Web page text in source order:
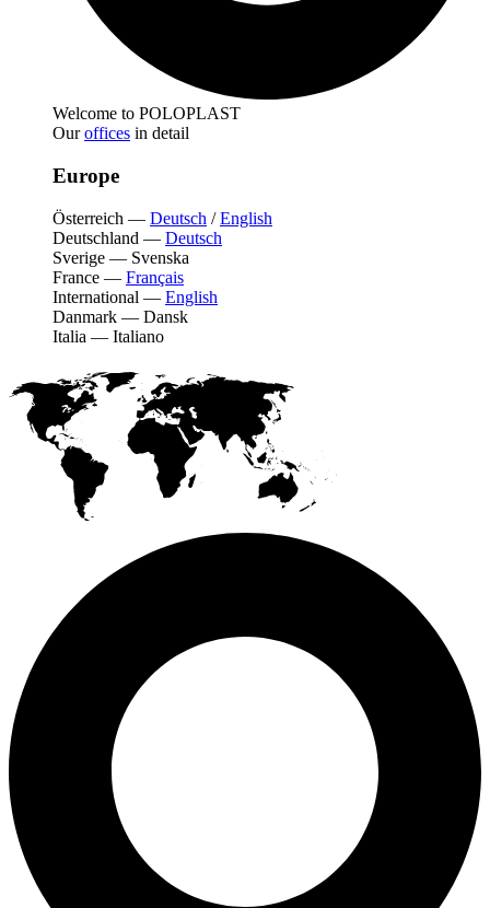
Welcome to POLOPLAST
Ouroffices in detail
Europe
Österreich — Deutsch /English
Deutschland — Deutsch
Sverige — Svenska
France — Français
International — English
Danmark — Dansk
Italia — Italiano